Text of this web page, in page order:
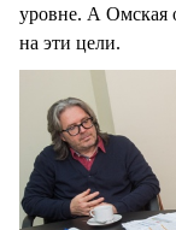
уровне. А Омская
на эти цели.